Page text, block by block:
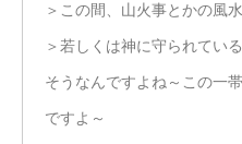
＞この間、山火事とかの風
＞若しくは神に守られてい
そうなんですよね～この一
ですよ～